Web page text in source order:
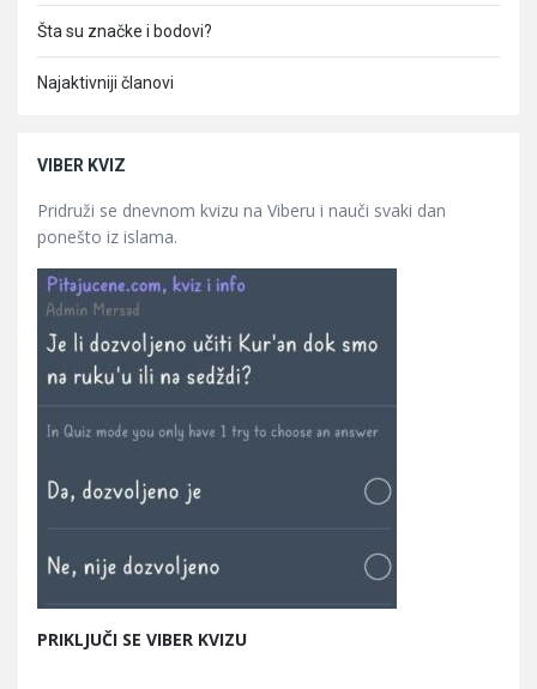
Šta su značke i bodovi?
Najaktivniji članovi
VIBER KVIZ
Pridruži se dnevnom kvizu na Viberu i nauči svaki dan
ponešto iz islama.
PRIKLJUČI SE VIBER KVIZU